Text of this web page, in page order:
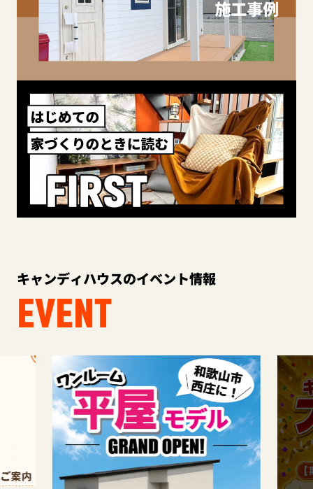
キャンディハウスのイベント情報
EVENT